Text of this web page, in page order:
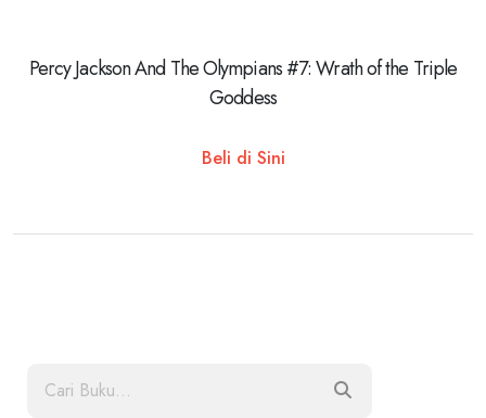
Percy Jackson And The Olympians #7: Wrath of the Triple
Goddess
Beli di Sini